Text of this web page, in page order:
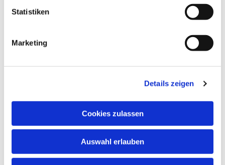
Statistiken
Marketing
Details zeigen
Cookies zulassen
Auswahl erlauben